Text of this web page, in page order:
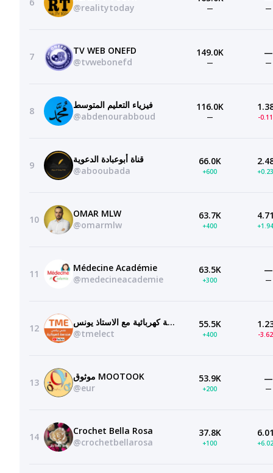
@realitytoday
— —
7
TV WEB ONEFD
@tvwebonefd
149.0K
—
—
—
8
فيزياء التعليم المتوسط
@abdenourabboud
116.0K
— -
9
قناة أبوعبادة الدعوية
@abooubada
66.0K
+600
10
OMAR MLW
@omarmlw
63.7K
+400
11
Médecine Académie
@medecineacademie
63.5K
+300
—
—
12
الهندسة كهربائية مع الاستاذ يونس TME
@tmelect
55.5K
+400 -
13
موثوق MOOTOOK
@eur
53.9K
+200
—
—
14
Crochet Bella Rosa
@crochetbellarosa
37.8K
+100